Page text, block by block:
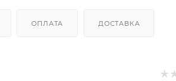
ОПЛАТА ДОСТАВКА